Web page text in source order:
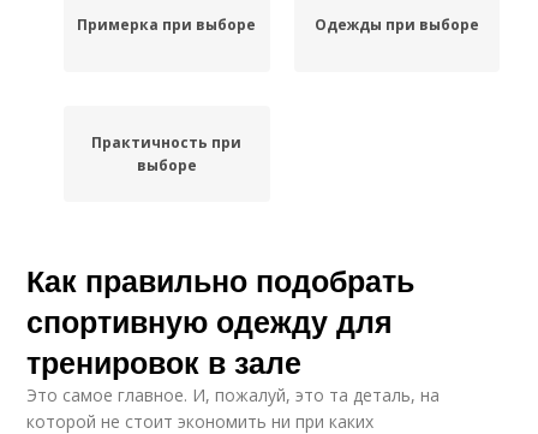
Примерка при выборе Одежды при выборе
Практичность при
выборе
Как правильно подобрать
спортивную одежду для
тренировок в зале
Это самое главное. И, пожалуй, это та деталь, на
которой не стоит экономить ни при каких